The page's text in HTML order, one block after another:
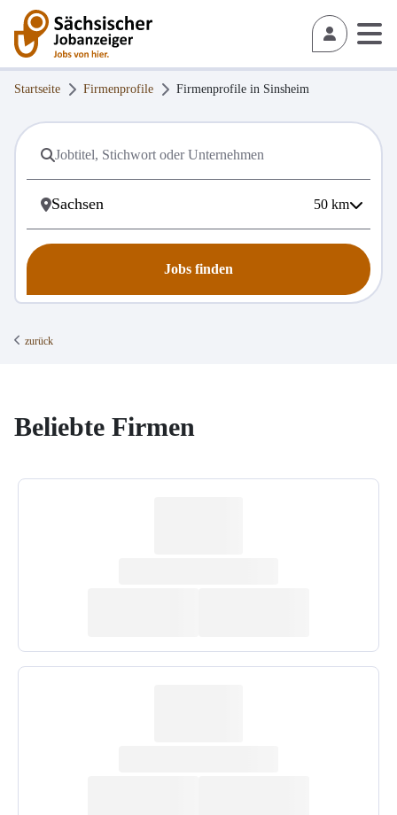
Startseite Firmenprofile Firmenprofile in Sinsheim
50 km
Jobs finden
zurück
Beliebte Firmen